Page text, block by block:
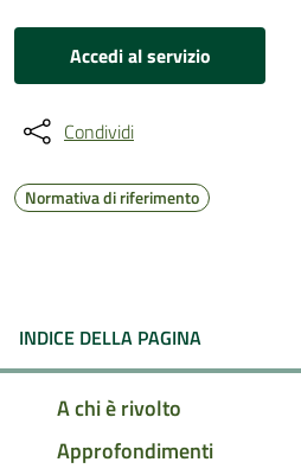
Accedi al servizio
Condividi
Normativa di riferimento
INDICE DELLA PAGINA
A chi è rivolto
Approfondimenti